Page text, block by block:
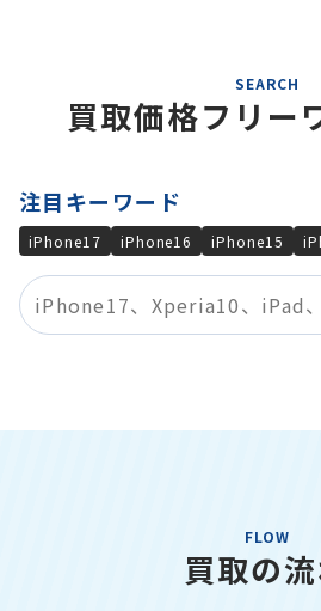
SEARCH
買取価格フリー
注目キーワード
iPhone17 iPhone16 iPhone15
FLOW
買取の